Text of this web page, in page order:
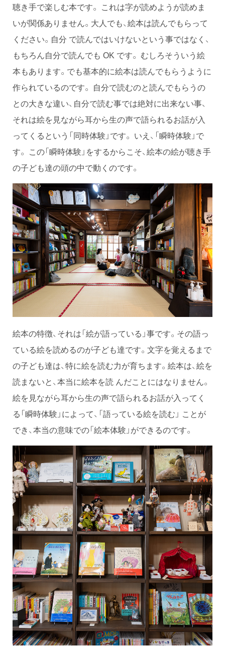
聴き手で楽しむ本です。 これは字が読めようが読めま
いが関係ありません。大人でも、絵本は読んでもらって
ください。自分 で読んではいけないという事ではなく、
もちろん自分で読んでも OK です。 むしろそういう絵
本もあります。でも基本的に絵本は読んでもらうように
作られているのです。 自分で読むのと読んでもらうの
との大きな違い、自分で読む事では絶対に出来ない事、
それは絵を見ながら耳から生の声で語られるお話が入
ってくるという「同時体験」です。 いえ、「瞬時体験」で
す。 この「瞬時体験」をするからこそ、絵本の絵が聴き手
の子ども達の頭の中で動くのです。
絵本の特徴、それは「絵が語っている」事です。その語っ
ている絵を読めるのが子ども達です。文字を覚えるまで
の子ども達は、特に絵を読む力が育ちます。絵本は、絵を
読まないと、本当に絵本を読 んだことにはなりません。
絵を見ながら耳から生の声で語られるお話が入ってく
る「瞬時体験」によって、「語っている絵を読む」 ことが
でき、本当の意味での「絵本体験」ができるのです。